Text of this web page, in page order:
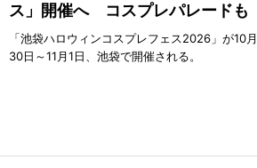
ス」開催へ コスプレパレードも
「池袋ハロウィンコスプレフェス2026」が10月
30日～11月1日、池袋で開催される。